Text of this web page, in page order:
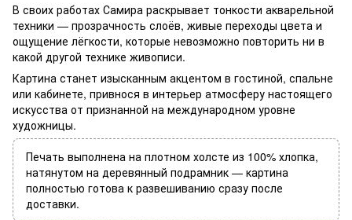
В своих работах Самира раскрывает тонкости акварельной
техники — прозрачность слоёв, живые переходы цвета и
ощущение лёгкости, которые невозможно повторить ни в
какой другой технике живописи.
Картина станет изысканным акцентом в гостиной, спальне
или кабинете, привнося в интерьер атмосферу настоящего
искусства от признанной на международном уровне
художницы.
Печать выполнена на плотном холсте из 100% хлопка,
натянутом на деревянный подрамник — картина
полностью готова к развешиванию сразу после
доставки.